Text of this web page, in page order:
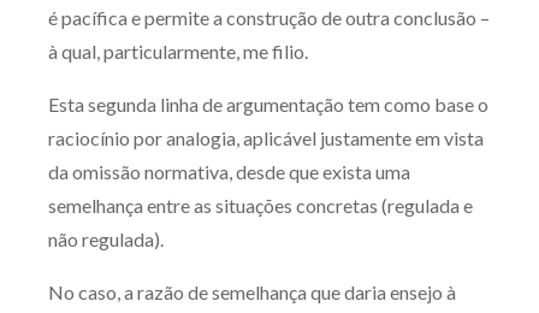
é pacífica e permite a construção de outra conclusão –
à qual, particularmente, me filio.
Esta segunda linha de argumentação tem como base o
raciocínio por analogia, aplicável justamente em vista
da omissão normativa, desde que exista uma
semelhança entre as situações concretas (regulada e
não regulada).
No caso, a razão de semelhança que daria ensejo à